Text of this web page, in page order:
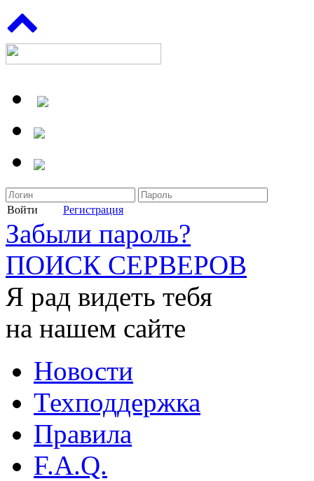
Войти Регистрация
Забыли пароль?
ПОИСК СЕРВЕРОВ
Я рад видеть тебя
на нашем сайте
Новости
Техподдержка
Правила
F.A.Q.